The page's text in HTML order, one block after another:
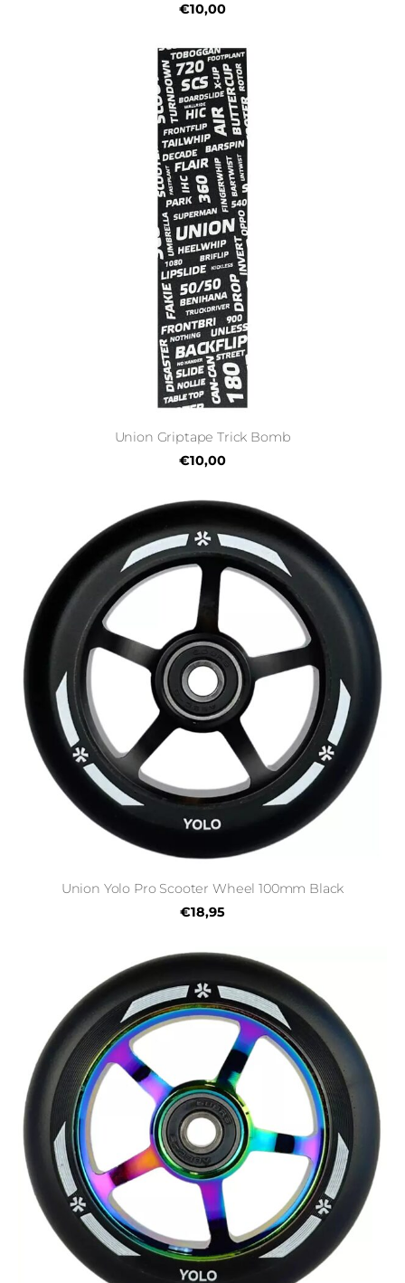
€10,00
Union Griptape Trick Bomb
€10,00
Union Yolo Pro Scooter Wheel 100mm Black
€18,95